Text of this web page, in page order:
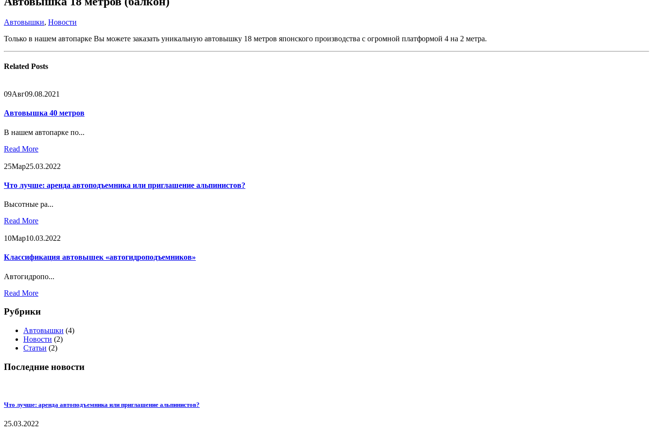
Автовышки, Новости
Только в нашем автопарке Вы можете заказать уникальную автовышку 18 метров японского производства с огромной платформой 4 на 2 метра.
Related Posts
09Авг09.08.2021
Автовышка 40 метров
В нашем автопарке по...
Read More
25Мар25.03.2022
Что лучше: аренда автоподъемника или приглашение альпинистов?
Высотные ра...
Read More
10Мар10.03.2022
Классификация автовышек «автогидроподъемников»
Автогидропо...
Read More
Рубрики
Автовышки (4)
Новости (2)
Статьи (2)
Последние новости
Что лучше: аренда автоподъемника или приглашение альпинистов?
25.03.2022